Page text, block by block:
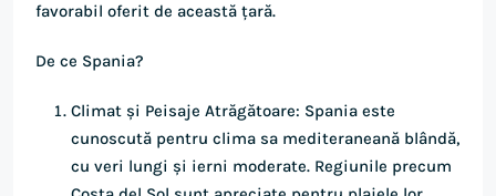
favorabil oferit de această țară.
De ce Spania?
Climat și Peisaje Atrăgătoare: Spania este
cunoscută pentru clima sa mediteraneană blândă,
cu veri lungi și ierni moderate. Regiunile precum